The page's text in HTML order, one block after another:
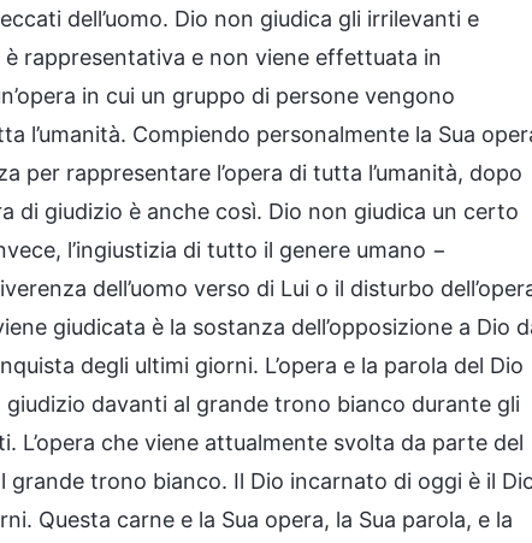
dell’uomo. Dio non giudica gli irrilevanti e
è rappresentativa e non viene effettuata in
in cui un gruppo di persone vengono
l’umanità. Compiendo personalmente la Sua
per rappresentare l’opera di tutta l’umanità, dopo
di giudizio è anche così. Dio non giudica un certo
l’ingiustizia di tutto il genere umano −
dell’uomo verso di Lui o il disturbo
giudicata è la sostanza dell’opposizione a Dio
degli ultimi giorni. L’opera e la parola del Dio
davanti al grande trono bianco durante gli
L’opera che viene attualmente svolta da parte del
trono bianco. Il Dio incarnato di oggi è il
Questa carne e la Sua opera, la Sua parola, e la